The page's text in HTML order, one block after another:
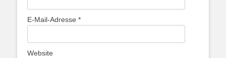
E-Mail-Adresse *
Website